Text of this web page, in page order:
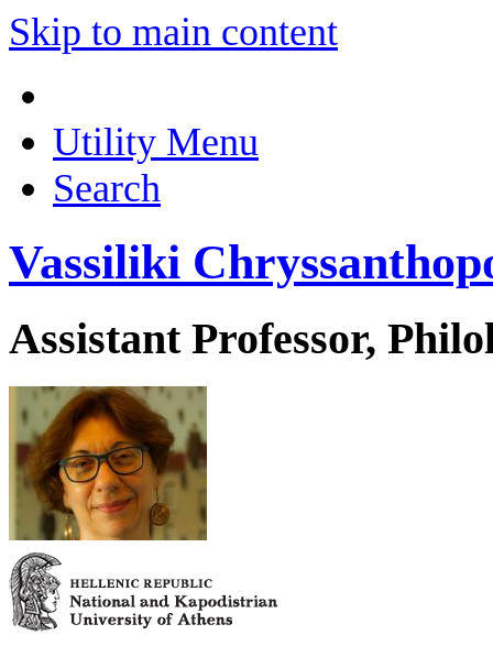
Skip to main content
Utility Menu
Search
Vassiliki
Assistant Professor,